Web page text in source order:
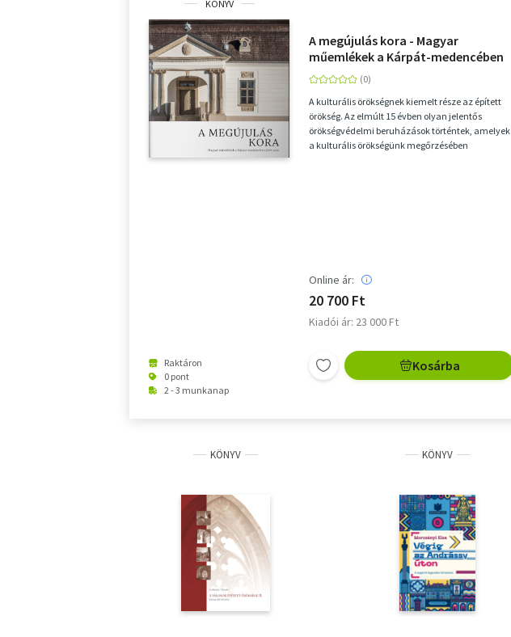
KÖNYV
Raktáron
0 pont
2 - 3 munkanap
A megújulás kora - Magyar
műemlékek a Kárpát-medencében
2010 után
A kulturális örökségnek kiemelt része az épített
örökség. Az elmúlt 15 évben olyan jelentős
örökségvédelmi beruházások történtek, amelyek
a kulturális örökségünk megőrzésében
Online ár:
20 700 Ft
Kiadói ár: 23 000 Ft
Kosárba
KÖNYV KÖNYV